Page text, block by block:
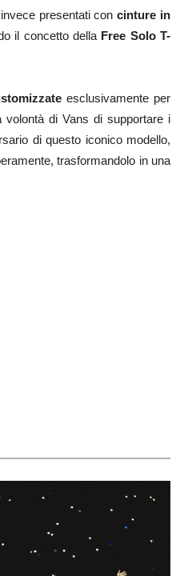
invece presentati concinture in
il concetto della Free Solo T-
esclusivamente per
volontà di Vans di supportare i
di questo iconico modello,
trasformandolo in una